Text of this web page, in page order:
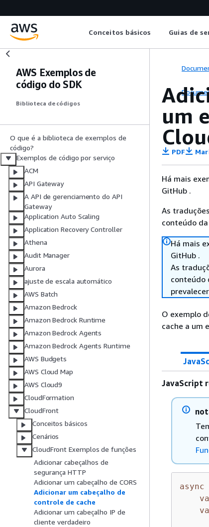
Conceitos básicos Guias de
AWS Exemplos de
código do SDK
Biblioteca de códigos
O que é a biblioteca de exemplos de
código?
Exemplos de código por serviço
ACM
API Gateway
A API de gerenciamento do API
Gateway
Application Auto Scaling
Application Recovery Controller
Athena
Audit Manager
Aurora
ajuste de escala automático
AWS Batch
Amazon Bedrock
Amazon Bedrock Runtime
Amazon Bedrock Agents
Amazon Bedrock Agents Runtime
AWS Budgets
AWS Cloud Map
AWS Cloud9
CloudFormation
CloudFront
Conceitos básicos
Cenários
CloudFront Exemplos de funções
Adicionar cabeçalhos de
segurança HTTP
Adicionar um cabeçalho de CORS
Adicionar um cabeçalho de
controle de cache
Adicionar um cabeçalho IP de
cliente verdadeiro
um
PDF
Há mais
GitHub .
As
conteúdo
Há mais
GitHub .
As
conteúdo
O exemplo
cache a um
JavaScript
async